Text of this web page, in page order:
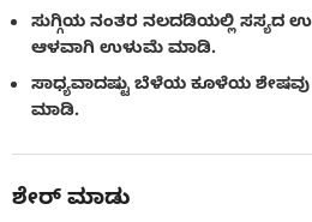
ಸುಗ್ಗಿಯ ನಂತರ ನಲದಡಿಯಲ್ಲಿ ಸಸ್ಯದ
ಆಳವಾಗಿ ಉಳುಮೆ ಮಾಡಿ.
ಸಾಧ್ಯವಾದಷ್ಟು ಬೆಳೆಯ ಕೂಳೆಯ
ಮಾಡಿ.
ಶೇರ್ ಮಾಡು